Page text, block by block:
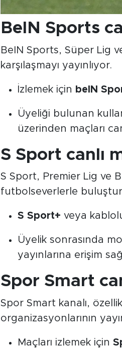
BeIN Sports
BeIN Sports, Süper Lig
karşılaşmayı yayınlıyor.
İzlemek için beIN
Üyeliği bulunan
üzerinden maçları
S Sport canlı
S Sport, Premier Lig ve
futbolseverlerle
S Sport+ veya
Üyelik sonrasında
yayınlarına erişim
Spor Smart
Spor Smart kanalı,
organizasyonlarının
Maçları izlemek için